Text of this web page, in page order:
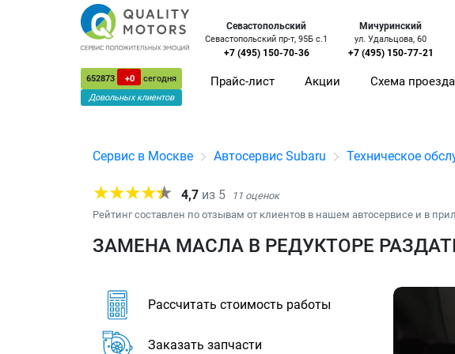
652873 +0
сегодня
Довольных клиентов
Севастопольский
Севастопольский пр-т, 95Б с.1
+7 (495) 150-70-36
Мичуринский
ул. Удальцова, 60
+7 (495) 150-77-21
Прайс-лист Акции Схема проезда
Сервис в Москве Автосервис Subaru Техническое
4,7 из 5 11 оценок
Рейтинг составлен по отзывам от клиентов в нашем автосервисе и в
ЗАМЕНА МАСЛА В РЕДУКТОРЕ
Рассчитать стоимость работы
Заказать запчасти